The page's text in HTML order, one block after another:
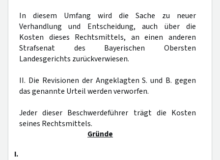
In diesem Umfang wird die Sache zu neuer
Verhandlung und Entscheidung, auch über die
Kosten dieses Rechtsmittels, an einen anderen
Strafsenat des Bayerischen Obersten
Landesgerichts zurückverwiesen.
II. Die Revisionen der Angeklagten S. und B. gegen
das genannte Urteil werden verworfen.
Jeder dieser Beschwerdeführer trägt die Kosten
seines Rechtsmittels.
Gründe
I.